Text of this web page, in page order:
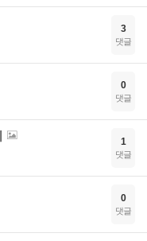
3
댓글
0
댓글
1
댓글
0
댓글